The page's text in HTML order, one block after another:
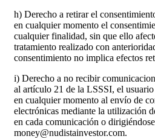
h) Derecho a retirar el
en cualquier momento el
cualquier finalidad, sin que ello
tratamiento realizado con
consentimiento no implica efectos
i) Derecho a no recibir
al artículo 21 de la LSSSI, el
en cualquier momento al envío de
electrónicas mediante la utilización
en cada comunicación o
money@nudistainvestor.com.